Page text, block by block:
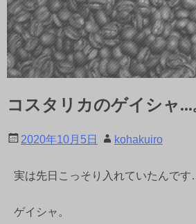
コスタリカのゲイシャ…
2020年10月5日 kohakuiro
実は先日こっそり入れていたんです
ゲイシャ。